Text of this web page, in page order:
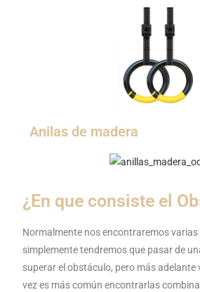
Anilas de madera
¿En que consiste el
Normalmente nos encontraremos
simplemente tendremos que pasar de
superar el obstáculo, pero más adelante
vez es más común encontrarlas